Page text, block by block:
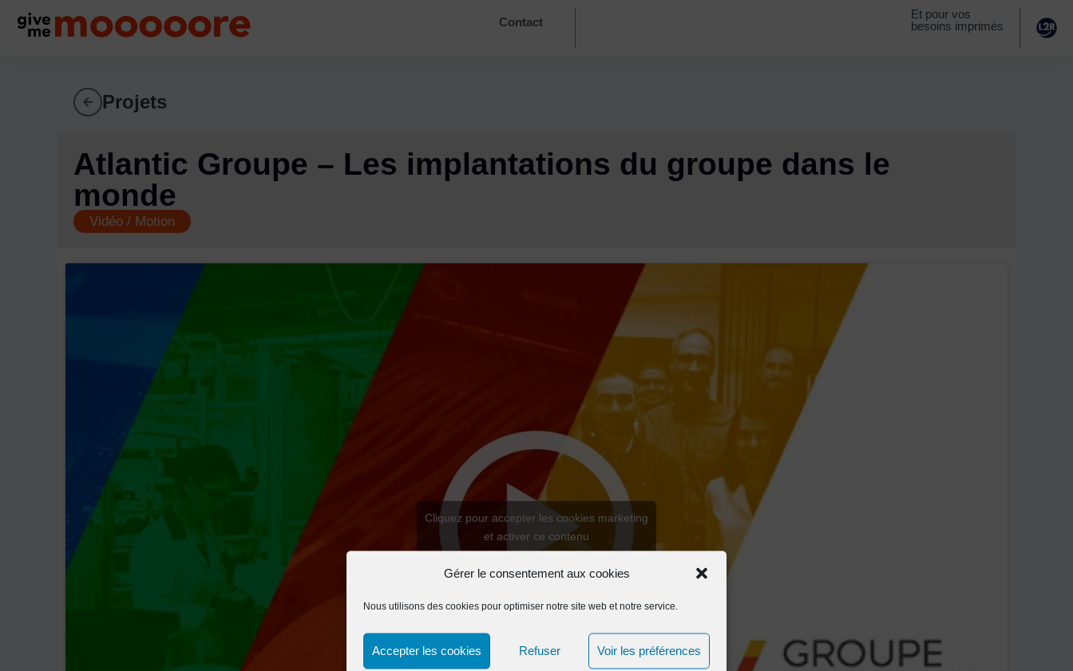
Gérer le consentement aux cookies
Nous utilisons des cookies pour optimiser notre site web et notre service.
Accepter les cookies Refuser Voir les préférences
Contact
Et pour vos
besoins imprimés
Projets
Atlantic Groupe – Les implantations du groupe dans le
monde
Vidéo / Motion
Cliquez pour accepter les cookies marketing
et activer ce contenu